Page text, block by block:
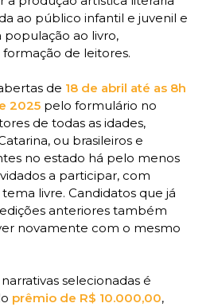
ao público infantil e juvenil e
população ao livro,
de leitores.
de 18 de abril até as 8h
2025 pelo formulário no
de todas as idades,
ou brasileiros e
no estado há pelo menos
a participar, com
livre. Candidatos que já
anteriores também
novamente com o mesmo
selecionadas é
prêmio de R$ 10.000,00,